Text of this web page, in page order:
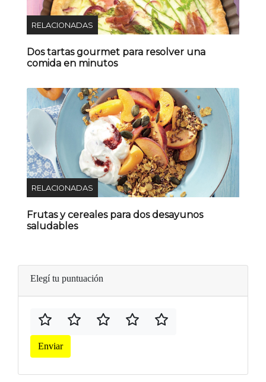
RELACIONADAS
Dos tartas gourmet para resolver una
comida en minutos
RELACIONADAS
Frutas y cereales para dos desayunos
saludables
Elegí tu puntuación
Enviar